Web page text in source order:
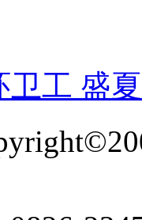
卫工 盛